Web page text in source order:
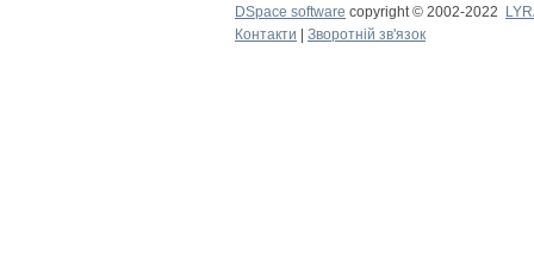
DSpace software copyright © 2002-2022
Контакти
Зворотній зв'язок